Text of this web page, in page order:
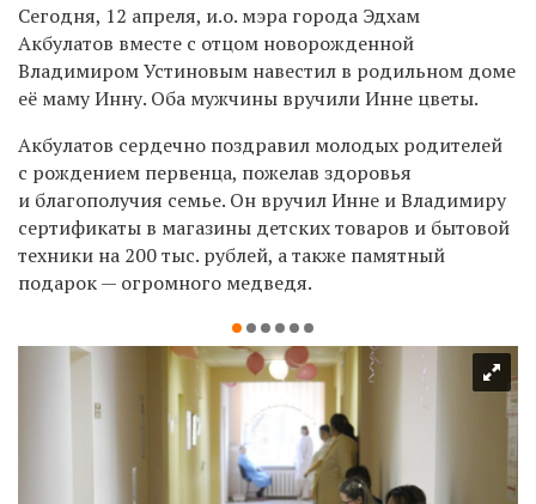
Сегодня, 12 апреля, и.о. мэра города Эдхам
Акбулатов вместе с отцом новорожденной
Владимиром Устиновым навестил в родильном доме
её маму Инну. Оба мужчины вручили Инне цветы.
Акбулатов сердечно поздравил молодых родителей
с рождением первенца, пожелав здоровья
и благополучия семье. Он вручил Инне и Владимиру
сертификаты в магазины детских товаров и бытовой
техники на 200 тыс. рублей, а также памятный
подарок — огромного медведя.